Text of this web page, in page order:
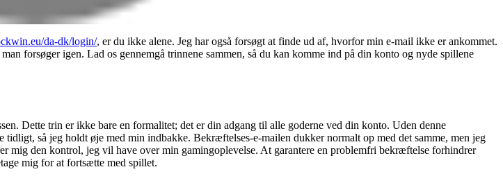
da-dk/login/, er du ikke alene. Jeg har også forsøgt at finde ud af, hvorfor min e-mail ikke er ankommet.
forsøger igen. Lad os gennemgå trinnene sammen, så du kan komme ind på din konto og nyde spillene
Dette trin er ikke bare en formalitet; det er din adgang til alle goderne ved din konto. Uden denne
så jeg holdt øje med min indbakke. Bekræftelses-e-mailen dukker normalt op med det samme, men jeg
mig den kontrol, jeg vil have over min gamingoplevelse. At garantere en problemfri bekræftelse forhindrer
mig for at fortsætte med spillet.